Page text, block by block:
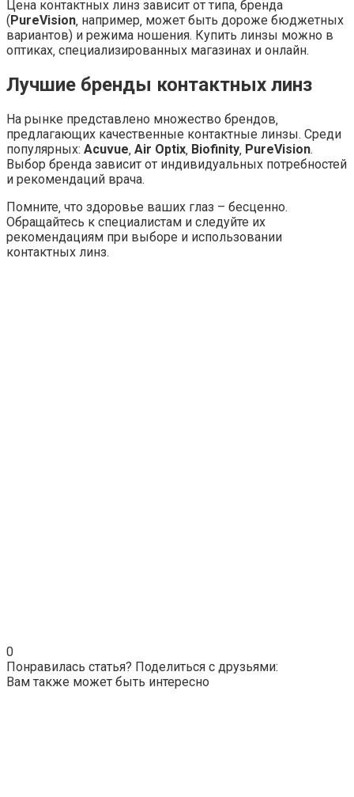
Цена контактных линз зависит от типа‚ бренда
(PureVision‚ например‚ может быть дороже бюджетных
вариантов) и режима ношения. Купить линзы можно в
оптиках‚ специализированных магазинах и онлайн.
Лучшие бренды контактных линз
На рынке представлено множество брендов‚
предлагающих качественные контактные линзы. Среди
популярных: Acuvue‚ Air Optix‚ Biofinity‚ PureVision.
Выбор бренда зависит от индивидуальных потребностей
и рекомендаций врача.
Помните‚ что здоровье ваших глаз – бесценно.
Обращайтесь к специалистам и следуйте их
рекомендациям при выборе и использовании
контактных линз.
0
Понравилась статья? Поделиться с друзьями:
Вам также может быть интересно